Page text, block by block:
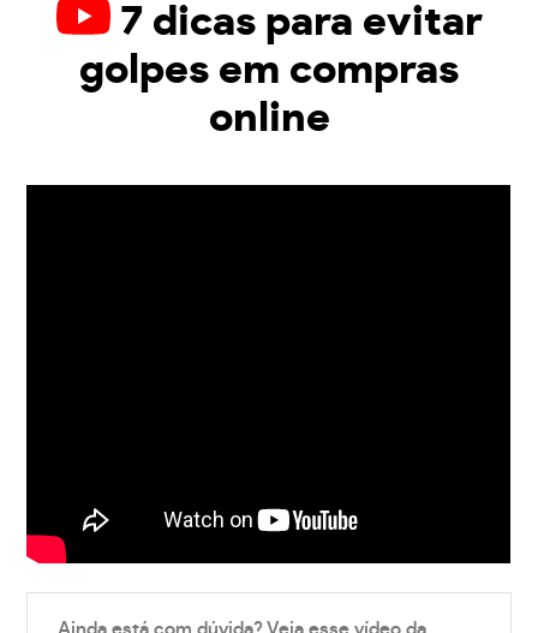
7 dicas para evitar
golpes em compras
online